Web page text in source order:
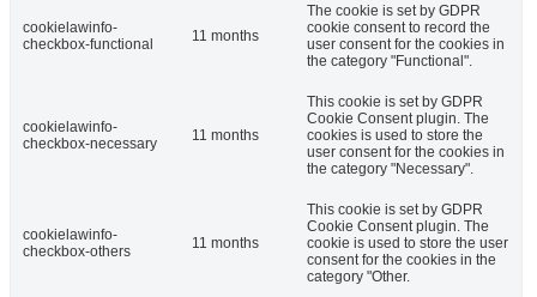
cookielawinfo-
checkbox-functional
11 months
The cookie is set by GDPR
cookie consent to record the
user consent for the cookies in
the category "Functional".
cookielawinfo-
checkbox-necessary
11 months
This cookie is set by GDPR
Cookie Consent plugin. The
cookies is used to store the
user consent for the cookies in
the category "Necessary".
cookielawinfo-
checkbox-others
11 months
This cookie is set by GDPR
Cookie Consent plugin. The
cookie is used to store the user
consent for the cookies in the
category "Other.